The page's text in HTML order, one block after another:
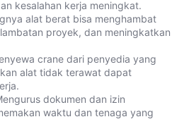
kesalahan kerja meningkat.
alat berat bisa menghambat
proyek, dan meningkatkan
crane dari penyedia yang
alat tidak terawat dapat
dokumen dan izin
waktu dan tenaga yang